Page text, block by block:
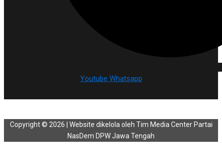
Youtube Whatsapp
Copyright © 2026 | Website dikelola oleh Tim Media Center Partai
NasDem DPW Jawa Tengah